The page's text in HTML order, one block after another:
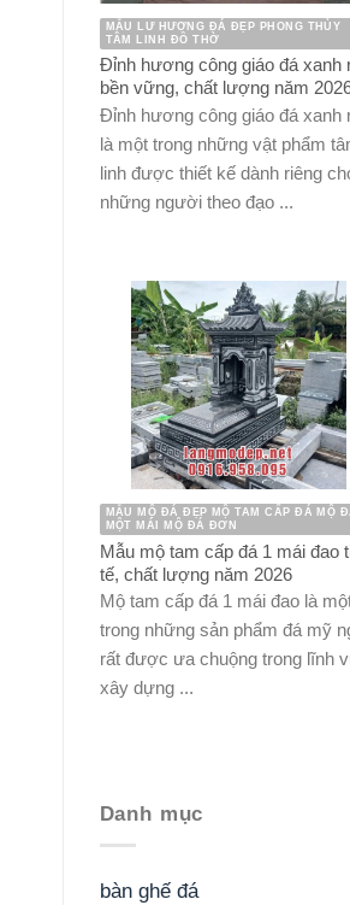
MẪU LƯ HƯƠNG ĐÁ ĐẸP PHONG THỦY
TÂM LINH ĐỒ THỜ
Đỉnh hương công giáo đá xanh
bền vững, chất lượng năm
Đỉnh hương công giáo đá xanh
là một trong những vật phẩm
linh được thiết kế dành riêng
những người theo đạo ...
MẪU MỘ ĐÁ ĐẸP MỘ TAM CẤP ĐÁ MỘ
MỘT MÁI MỘ ĐÁ ĐƠN
Mẫu mộ tam cấp đá 1 mái đao
tế, chất lượng năm 2026
Mộ tam cấp đá 1 mái đao là
trong những sản phẩm đá mỹ
rất được ưa chuộng trong lĩnh
xây dựng ...
Danh mục
bàn ghế đá